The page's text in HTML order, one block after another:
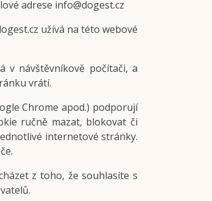
adrese info@dogest.cz
užívá na této webové
v návštěvníkově počítači, a
vrátí.
Chrome apod.) podporují
ručně mazat, blokovat či
internetové stránky.
z toho, že souhlasíte s